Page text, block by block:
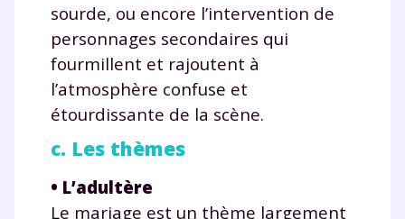
sourde, ou encore l’intervention de
personnages secondaires qui
fourmillent et rajoutent à
l’atmosphère confuse et
étourdissante de la scène.
c. Les thèmes
• L’adultère
Le mariage est un thème largement
Fiches de cours et vidéos,exercices
corrigés,podcasts de révisions
Unespace dédié aux parents
suivre les progrès
Tout le programme scolaire du CP à
Des profs expérimentés disponibles
vidéo